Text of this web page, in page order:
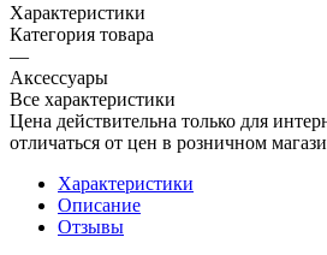
Характеристики
Категория товара
—
Аксессуары
Все характеристики
Цена действительна только для
отличаться от цен в розничном
Характеристики
Описание
Отзывы